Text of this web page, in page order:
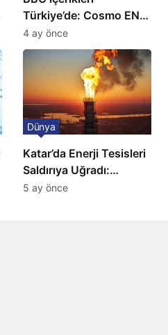
Türkiye’de: Cosmo EN
ve BBC Player yayında
4 ay önce
Katar’da Enerji Tesisleri
Saldırıya Uğradı:
Avrupa’da Doğalgaz
Dünya
5 ay önce